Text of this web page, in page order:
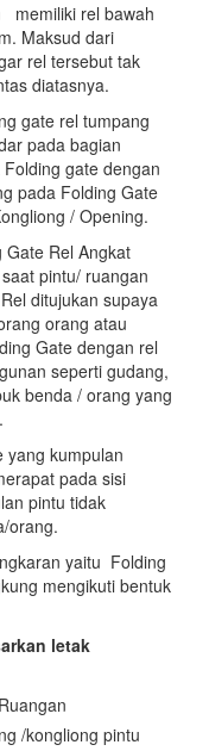
memiliki rel bawah
Maksud dari
rel tersebut tak
diatasnya.
gate rel tumpang
pada bagian
gate dengan
pada Folding Gate
/ Opening.
Rel Angkat
pintu/ ruangan
ditujukan supaya
orang atau
Gate dengan rel
seperti gudang,
benda / orang yang
yang kumpulan
pada sisi
pintu tidak
orang.
yaitu Folding
mengikuti bentuk
letak
/kongliong pintu